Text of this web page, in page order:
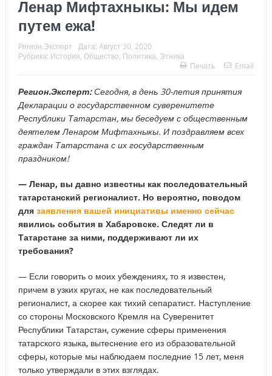
Ленар Мифтахныкы: Мы идем
путем ежа!
Регион.Эксперт Дата: Август 30, 2020
Рубрика: История Общество Политика Этника
Печать
Email
Регион.Эксперт:Сегодня, в день 30-летия принятия
Декларации о государственном суверенитете
Республики Татарстан, мы беседуем с общественным
деятелем Ленаром Мифтахныкы. И поздравляем всех
граждан Татарстана с их государственным
праздником!
— Ленар, вы давно известны как последовательный
татарстанский регионалист. Но вероятно, поводом
для заявления вашей инициативы именно сейчас
явились события в Хабаровске. Следят ли в
Татарстане за ними, поддерживают ли их
требования?
— Если говорить о моих убеждениях, то я известен,
причем в узких кругах, не как последовательный
регионалист, а скорее как тихий сепаратист. Наступление
со стороны Московского Кремля на Суверенитет
Республики Татарстан, сужение сферы применения
татарского языка, вытеснение его из образовательной
сферы, которые мы наблюдаем последние 15 лет, меня
только утверждали в этих взглядах.